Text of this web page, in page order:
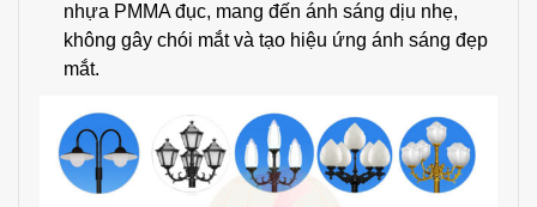
nhựa PMMA đục, mang đến ánh sáng dịu nhẹ,
không gây chói mắt và tạo hiệu ứng ánh sáng đẹp
mắt.